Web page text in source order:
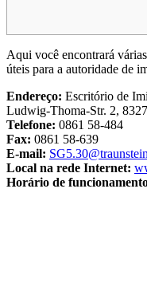
Aqui você encontrará
úteis para a autoridade de
Endereço: Escritório de
Ludwig-Thoma-Str. 2,
Telefone: 0861 58-484
Fax: 0861 58-639
E-mail:
Local na rede Internet:
Horário de